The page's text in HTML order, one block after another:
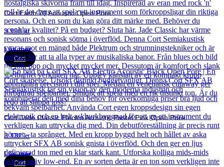
Cort Earth 70 Acoustic Open Pore
3 990kr
Läs mer
Cort
Cort Jade Classic Electro Acoustic Pastel Pink Open Pore
3 132kr
Läs mer
Cort